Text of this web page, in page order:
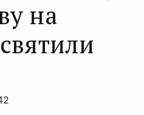
на